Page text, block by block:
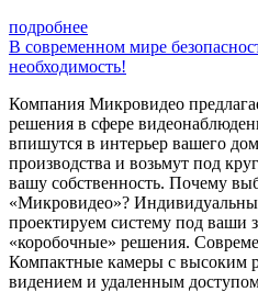
подробнее
В современном мире
необходимость!
Компания Микровидео
решения в сфере
впишутся в интерьер вашего
производства и возьмут под
вашу собственность. Почему
«Микровидео»?
проектируем систему под ваши
«коробочные» решения.
Компактные камеры с высоким
видением и удаленным